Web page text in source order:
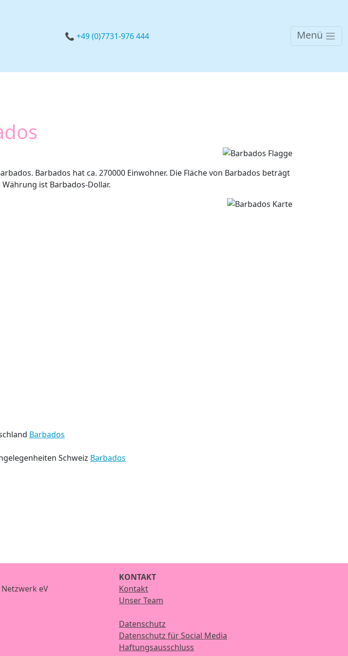
📞 +49 (0)7731-976 444 Menü
Barbados hat ca. 270000 Einwohner. Die Fläche von Barbados beträgt
ist Barbados-Dollar.
Barbados
Schweiz Barbados
eV
KONTAKT
Kontakt
Unser Team
Datenschutz
Datenschutz für Social Media
Haftungsausschluss